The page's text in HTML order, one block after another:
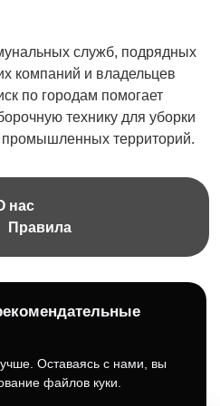
служб, подрядных
компаний и владельцев
по городам помогает
технику для уборки
промышленных территорий.
нас
Правила
без ограничений
Игоревна, ИНН:
Для бизнеса
☕ Поддержать проект
Оставаясь с нами, вы
файлов куки.